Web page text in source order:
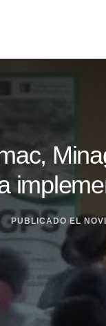
PUBLICADO EL